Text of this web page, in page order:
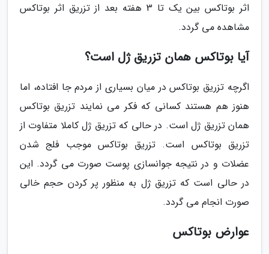
اثر بوتاکس بین یک تا 3 هفته بعد از تزریق اثر بوتاکس
مشاهده می گردد.
آیا بوتاکس همان تزریق ژل است؟
اگرچه تزریق بوتاکس در میان بسیاری از مردم جا افتاده، اما
هنوز هم هستند کسانی که فکر می نمایند تزریق بوتاکس
همان تزریق ژل است. در حالی که تزریق ژل کاملا متفاوت از
تزریق بوتاکس است. تزریق بوتاکس موجب فلج شدن
عضلات و در نتیجه جوانسازی پوست صورت می گردد. این
در حالی است که تزریق ژل به منظور پر کردن حجم خالی
صورت انجام می گردد.
عوارض بوتاکس